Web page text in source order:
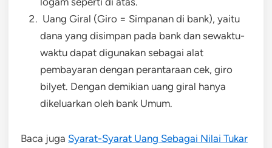
Uang Giral (Giro = Simpanan di bank), yaitu
dana yang disimpan pada bank dan sewaktu-
waktu dapat digunakan sebagai alat
pembayaran dengan perantaraan cek, giro
bilyet. Dengan demikian uang giral hanya
dikeluarkan oleh bank Umum.
Baca juga Syarat-Syarat Uang Sebagai Nilai Tukar